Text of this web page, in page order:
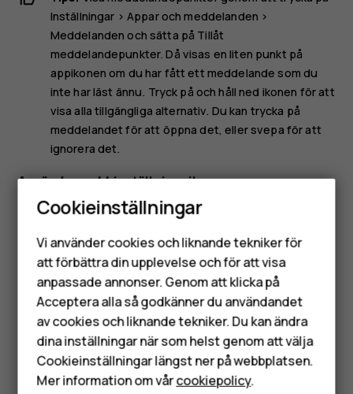
Smartphones
Mobiltelefoner
Tillbehör
HMD Terra M
Surfplattor
Inställningar >Appar och meddelanden >
Meddelanden och sätta på Tillåt
meddelandepunkter. Då visas en liten punkt på
appikonen om du har fått ett meddelande som du
inte har läst ännu. Tryck på och håll ned ikonen för att
visa alla tillgängliga alternativ. Du kan trycka på
meddelandet för att öppna det, eller svepa för att
ignorera det.
Använda snabbinställningsikonerna
Tryck på snabbinställningsikonerna på
meddelandepanelen när du vill aktivera funktioner. Dra
menyn nedåt för att visa fler ikoner.
Cookieinställningar
Vi använder cookies och liknande tekniker för
att förbättra din upplevelse och för att visa
anpassade annonser. Genom att klicka på
Acceptera alla så godkänner du användandet
av cookies och liknande tekniker. Du kan ändra
dina inställningar när som helst genom att välja
Cookieinställningar längst ner på webbplatsen.
Mer information om vårcookiepolicy.